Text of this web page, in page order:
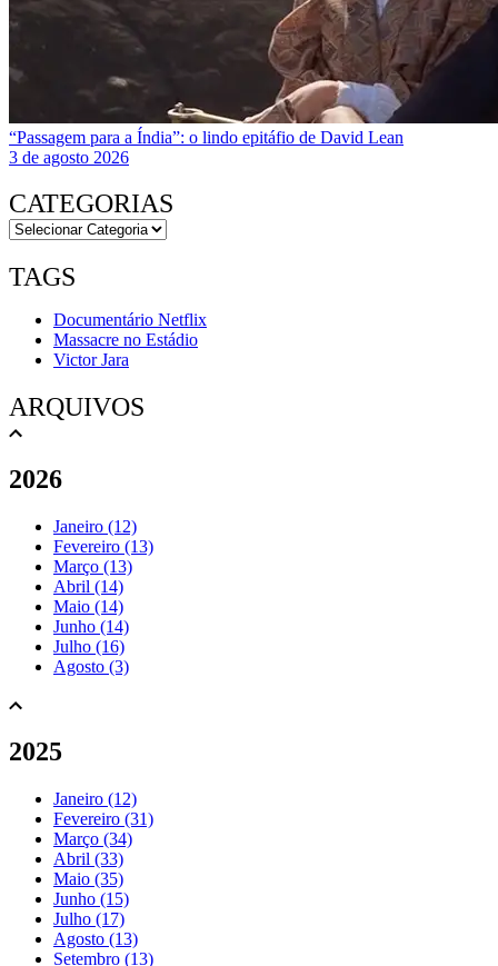
“Passagem para a Índia”: o lindo epitáfio de David Lean
3 de agosto 2026
CATEGORIAS
TAGS
Documentário Netflix
Massacre no Estádio
Victor Jara
ARQUIVOS
2026
Janeiro (12)
Fevereiro (13)
Março (13)
Abril (14)
Maio (14)
Junho (14)
Julho (16)
Agosto (3)
2025
Janeiro (12)
Fevereiro (31)
Março (34)
Abril (33)
Maio (35)
Junho (15)
Julho (17)
Agosto (13)
Setembro (13)